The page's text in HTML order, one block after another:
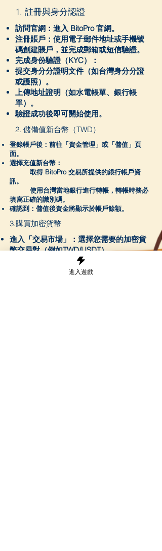
1. 註冊與身分認證
訪問官網：進入 BitoPro 官網。
注冊賬戶：使用電子郵件地址或手機號
碼創建賬戶，並完成郵箱或短信驗證。
完成身份驗證（KYC）：
提交身分分證明文件（如台灣身分分證
或護照）。
上傳地址證明（如水電帳單、銀行帳
單）。
驗證成功後即可開始使用。
2. 儲備值新台幣（TWD）
登錄帳戶後：前往「資金管理」或「儲值」頁
面。
選擇充值新台幣：
取得 BitoPro 交易所提供的銀行帳戶資
訊。
使用台灣當地銀行進行轉帳，轉帳時務必
填寫正確的識別碼。
確認到：儲值後資金將顯示於帳戶餘額。
3.購買加密貨幣
進入「交易市場」：選擇您需要的加密貨
幣交易對（例如TWD/USDT）。
輸入購買金額或數量。
進入遊戲